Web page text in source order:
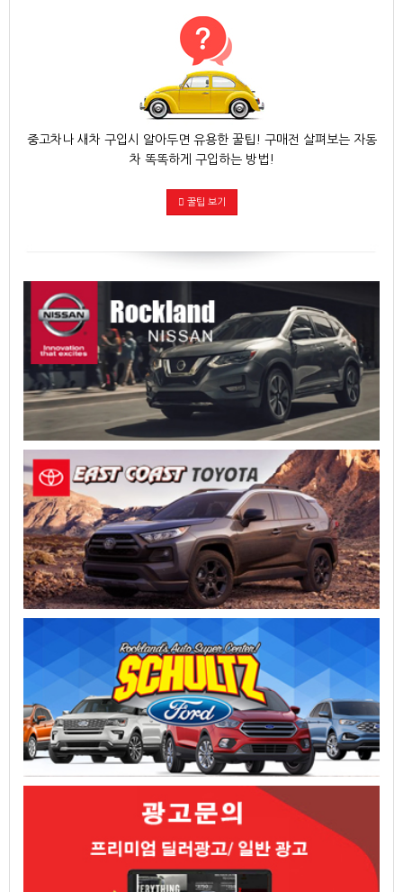
중고차나 새차 구입시 알아두면 유용한 꿀팁! 구매전 살펴보는 자동
차 똑똑하게 구입하는 방법!
꿀팁 보기